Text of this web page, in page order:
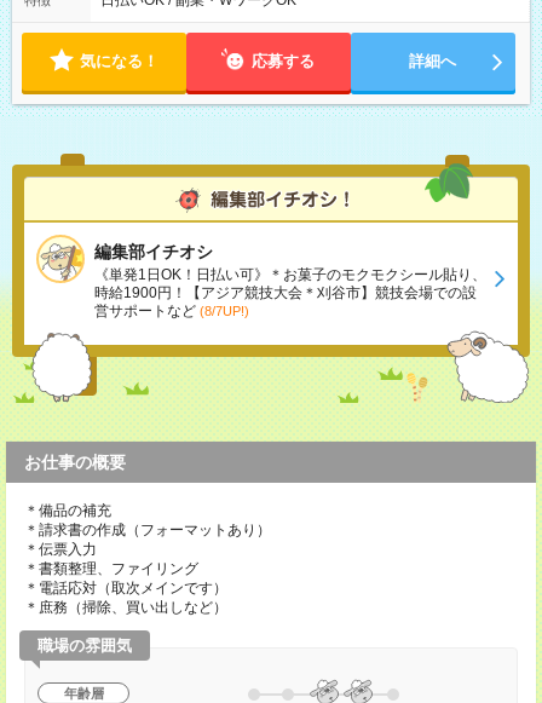
（週休2日制）となりますが、 平日休みの曜日はほぼ希望通りに
取得可能です◎
気になる！ 応募する 詳細へ
編集部イチオシ
《単発1日OK！日払い可》＊お菓子のモクモクシール貼り、
時給1900円！【アジア競技大会＊刈谷市】競技会場での設
営サポートなど (8/7UP!)
お仕事の概要
＊備品の補充
＊請求書の作成（フォーマットあり）
＊伝票入力
＊書類整理、ファイリング
＊電話応対（取次メインです）
＊庶務（掃除、買い出しなど）
職場の雰囲気
年齢層